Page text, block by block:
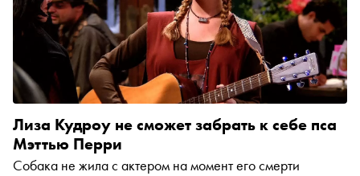
Лиза Кудроу не сможет забрать к себе пса
Мэттью Перри
Собака не жила с актером на момент его смерти